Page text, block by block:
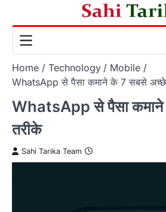
content
Home Technology
Mobile
WhatsApp से पैसा कमाने के 7 सबसे अच्छे
WhatsApp से पैसा
तरीके
Sahi Tarika Team